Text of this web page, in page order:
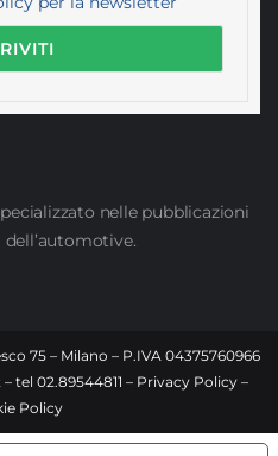
nelle pubblicazioni
75 – Milano – P.IVA 04375760966
– tel 02.89544811 – Privacy Policy–
Policy